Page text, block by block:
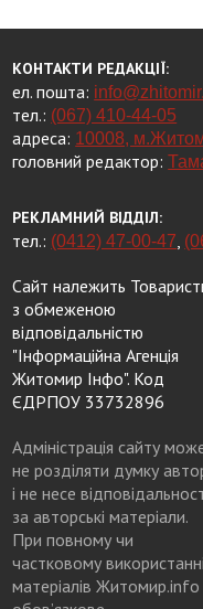
КОНТАКТИ РЕДАКЦІЇ:
ел. пошта:
тел.: (067) 410-44-05
адреса: 10008,
головний редактор:
РЕКЛАМНИЙ ВІДДІЛ:
тел.: (0412) 47-00-47,
Сайт належить
з обмеженою
відповідальністю
"Інформаційна Агенція
Житомир Інфо". Код
ЄДРПОУ 33732896
Адміністрація сайту
не розділяти думку
і не несе
за авторські матеріали.
При повному чи
частковому використанні
матеріалів Житомир.info